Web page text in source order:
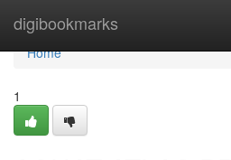
digibookmarks
Home
Home
1